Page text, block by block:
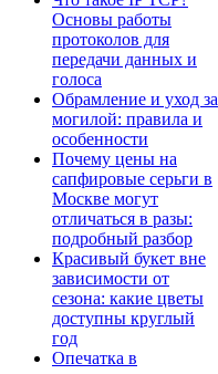
Основы работы
протоколов для
передачи данных и
голоса
Обрамление и уход за
могилой: правила и
особенности
Почему цены на
сапфировые серьги в
Москве могут
отличаться в разы:
подробный разбор
Красивый букет вне
зависимости от
сезона: какие цветы
доступны круглый
год
Опечатка в